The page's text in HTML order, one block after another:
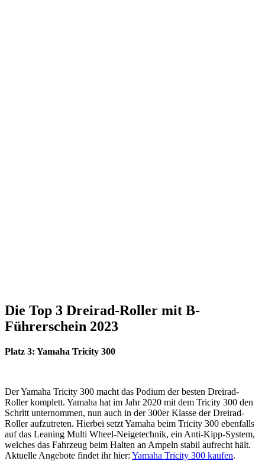
Die Top 3 Dreirad-Roller mit B-
Führerschein 2023
Platz 3: Yamaha Tricity 300
Der Yamaha Tricity 300 macht das Podium der besten Dreirad-
Roller komplett. Yamaha hat im Jahr 2020 mit dem Tricity 300 den
Schritt unternommen, nun auch in der 300er Klasse der Dreirad-
Roller aufzutreten. Hierbei setzt Yamaha beim Tricity 300 ebenfalls
auf das Leaning Multi Wheel-Neigetechnik, ein Anti-Kipp-System,
welches das Fahrzeug beim Halten an Ampeln stabil aufrecht hält.
Aktuelle Angebote findet ihr hier: Yamaha Tricity 300 kaufen.